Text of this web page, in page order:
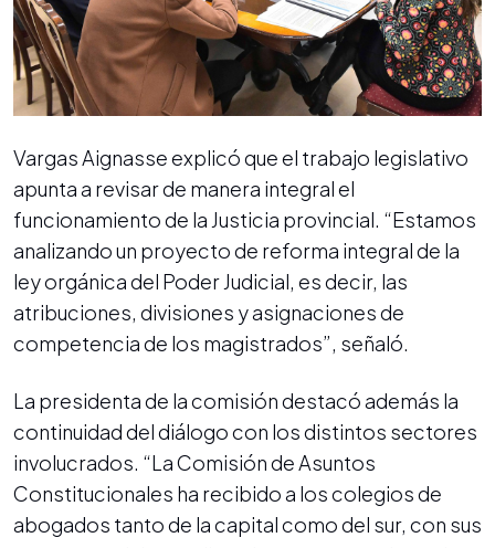
Vargas Aignasse explicó que el trabajo legislativo
apunta a revisar de manera integral el
funcionamiento de la Justicia provincial. “Estamos
analizando un proyecto de reforma integral de la
ley orgánica del Poder Judicial, es decir, las
atribuciones, divisiones y asignaciones de
competencia de los magistrados”, señaló.
La presidenta de la comisión destacó además la
continuidad del diálogo con los distintos sectores
involucrados. “La Comisión de Asuntos
Constitucionales ha recibido a los colegios de
abogados tanto de la capital como del sur, con sus